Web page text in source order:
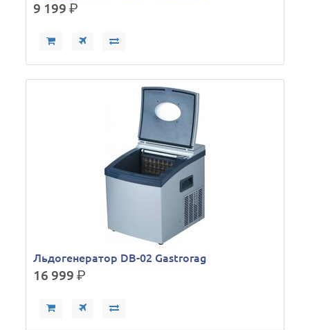
9 199р.
Льдогенератор DB-02 Gastrorag
16 999р.